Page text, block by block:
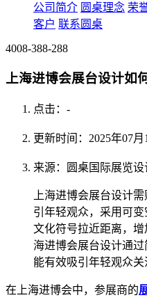
公司简介 圆桌理念 荣
客户 联系圆桌
4008-388-288
上海进博会展台设计如
点击： -
更新时间：2025年07月
来源：圆桌国际展览设
上海进博会展台设计
引年轻观众，采用可
文化符号拉近距离，
海进博会展台设计通过
能有效吸引年轻观众关
在上海进博会中，参展商的